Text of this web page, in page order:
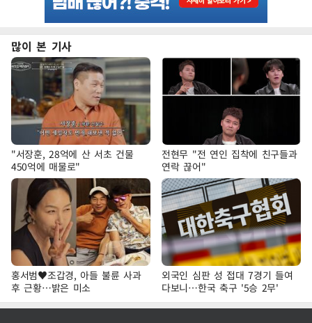
많이 본 기사
"서장훈, 28억에 산 서초 건물
450억에 매물로"
전현무 "전 연인 집착에 친구들과
연락 끊어"
홍서범♥조갑경, 아들 불륜 사과
후 근황…밝은 미소
외국인 심판 성 접대 7경기 들여
다보니…한국 축구 '5승 2무'